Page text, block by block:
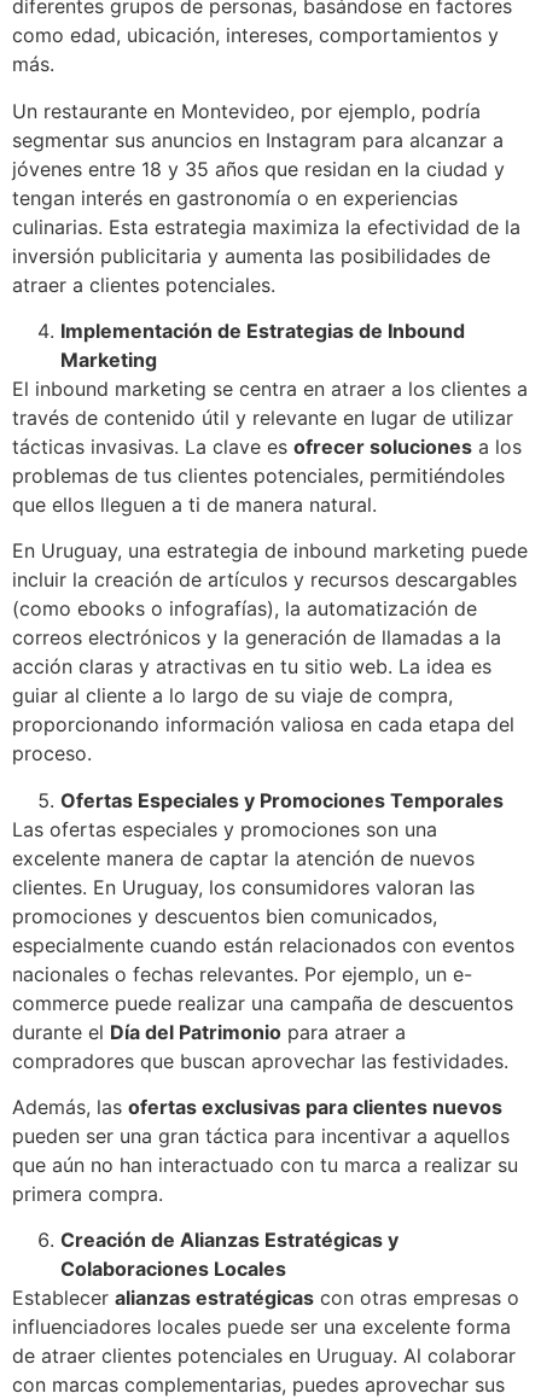
diferentes grupos de personas, basándose en factores
como edad, ubicación, intereses, comportamientos y
más.
Un restaurante en Montevideo, por ejemplo, podría
segmentar sus anuncios en Instagram para alcanzar a
jóvenes entre 18 y 35 años que residan en la ciudad y
tengan interés en gastronomía o en experiencias
culinarias. Esta estrategia maximiza la efectividad de la
inversión publicitaria y aumenta las posibilidades de
atraer a clientes potenciales.
Implementación de Estrategias de Inbound
Marketing
El inbound marketing se centra en atraer a los clientes a
través de contenido útil y relevante en lugar de utilizar
tácticas invasivas. La clave es ofrecer soluciones a los
problemas de tus clientes potenciales, permitiéndoles
que ellos lleguen a ti de manera natural.
En Uruguay, una estrategia de inbound marketing puede
incluir la creación de artículos y recursos descargables
(como ebooks o infografías), la automatización de
correos electrónicos y la generación de llamadas a la
acción claras y atractivas en tu sitio web. La idea es
guiar al cliente a lo largo de su viaje de compra,
proporcionando información valiosa en cada etapa del
proceso.
Ofertas Especiales y Promociones Temporales
Las ofertas especiales y promociones son una
excelente manera de captar la atención de nuevos
clientes. En Uruguay, los consumidores valoran las
promociones y descuentos bien comunicados,
especialmente cuando están relacionados con eventos
nacionales o fechas relevantes. Por ejemplo, un e-
commerce puede realizar una campaña de descuentos
durante el Día del Patrimonio para atraer a
compradores que buscan aprovechar las festividades.
Además, las ofertas exclusivas para clientes nuevos
pueden ser una gran táctica para incentivar a aquellos
que aún no han interactuado con tu marca a realizar su
primera compra.
Creación de Alianzas Estratégicas y
Colaboraciones Locales
Establecer alianzas estratégicas con otras empresas o
influenciadores locales puede ser una excelente forma
de atraer clientes potenciales en Uruguay. Al colaborar
con marcas complementarias, puedes aprovechar sus